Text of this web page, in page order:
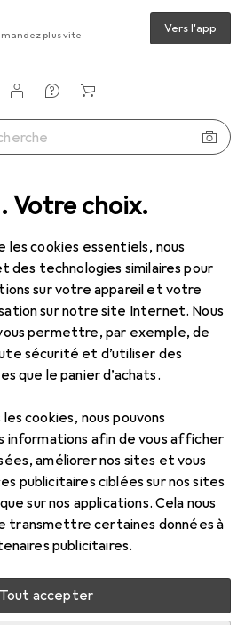
Votre choix.
les cookies essentiels, nous
des technologies similaires pour
sur votre appareil et votre
sur notre site Internet. Nous
permettre, par exemple, de
sécurité et d’utiliser des
que le panier d’achats.
cookies, nous pouvons
informations afin de vous afficher
améliorer nos sites et vous
publicitaires ciblées sur nos sites
sur nos applications. Cela nous
transmettre certaines données à
publicitaires.
Tout accepter
plus vite Vers l'app
client
de comparaison
d'envies
Câble USB StarTech SuperSpeed
8 images
Plus de produits StarTech
8 et sam, 5/9
est disponible plus tôt